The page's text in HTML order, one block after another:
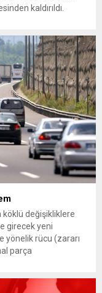
kaldırıldı.
Disiplin Kurulu’na
köklü değişikliklere
girecek yeni
yönelik rücu (zararı
parça